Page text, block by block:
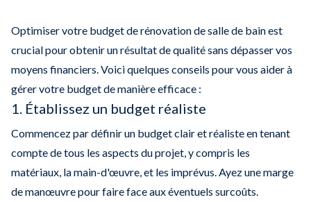
Optimiser votre budget de rénovation de salle de bain est
crucial pour obtenir un résultat de qualité sans dépasser vos
moyens financiers. Voici quelques conseils pour vous aider à
gérer votre budget de manière efficace :
1. Établissez un budget réaliste
Commencez par définir un budget clair et réaliste en tenant
compte de tous les aspects du projet, y compris les
matériaux, la main-d'œuvre, et les imprévus. Ayez une marge
de manœuvre pour faire face aux éventuels surcoûts.